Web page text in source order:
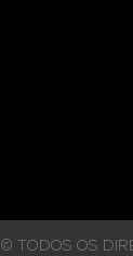
© TODOS OS